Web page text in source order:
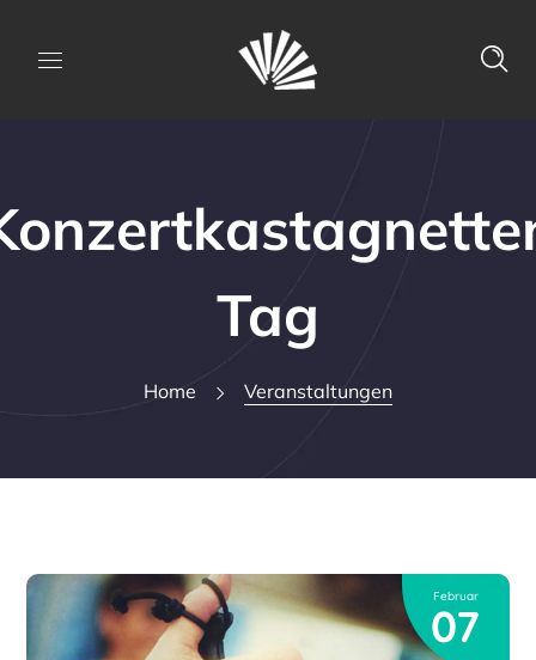
Tag
Home Veranstaltungen
Februar
07